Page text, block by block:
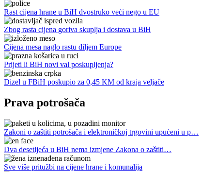
Rast cijena hrane u BiH dvostruko veći nego u EU
Zbog rasta cijena goriva skuplja i dostava u BiH
Cijena mesa naglo rastu diljem Europe
Prijeti li BiH novi val poskupljenja?
Dizel u FBiH poskupio za 0,45 KM od kraja veljače
Prava potrošača
Zakoni o zaštiti potrošača i elektroničkoj trgovini upućeni u p…
Dva desetljeća u BiH nema izmjene Zakona o zaštiti…
Sve više pritužbi na cijene hrane i komunalija